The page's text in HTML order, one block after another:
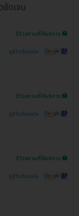
ชัดเจน
รีวิวสถานที่ให้บริการ 🏥
ดูรีวิวต้นฉบับ
รีวิวสถานที่ให้บริการ 🏥
ดูรีวิวต้นฉบับ
รีวิวสถานที่ให้บริการ 🏥
ดูรีวิวต้นฉบับ